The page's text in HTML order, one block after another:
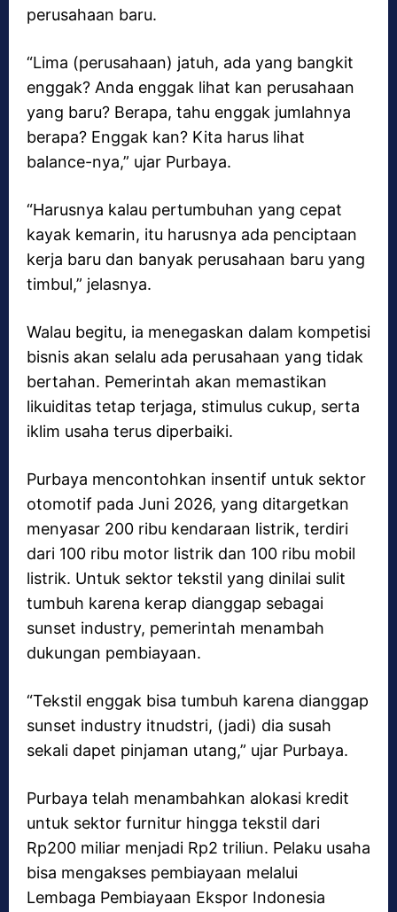
perusahaan baru.
“Lima (perusahaan) jatuh, ada yang bangkit
enggak? Anda enggak lihat kan perusahaan
yang baru? Berapa, tahu enggak jumlahnya
berapa? Enggak kan? Kita harus lihat
balance-nya,” ujar Purbaya.
“Harusnya kalau pertumbuhan yang cepat
kayak kemarin, itu harusnya ada penciptaan
kerja baru dan banyak perusahaan baru yang
timbul,” jelasnya.
Walau begitu, ia menegaskan dalam kompetisi
bisnis akan selalu ada perusahaan yang tidak
bertahan. Pemerintah akan memastikan
likuiditas tetap terjaga, stimulus cukup, serta
iklim usaha terus diperbaiki.
Purbaya mencontohkan insentif untuk sektor
otomotif pada Juni 2026, yang ditargetkan
menyasar 200 ribu kendaraan listrik, terdiri
dari 100 ribu motor listrik dan 100 ribu mobil
listrik. Untuk sektor tekstil yang dinilai sulit
tumbuh karena kerap dianggap sebagai
sunset industry, pemerintah menambah
dukungan pembiayaan.
“Tekstil enggak bisa tumbuh karena dianggap
sunset industry itnudstri, (jadi) dia susah
sekali dapet pinjaman utang,” ujar Purbaya.
Purbaya telah menambahkan alokasi kredit
untuk sektor furnitur hingga tekstil dari
Rp200 miliar menjadi Rp2 triliun. Pelaku usaha
bisa mengakses pembiayaan melalui
Lembaga Pembiayaan Ekspor Indonesia